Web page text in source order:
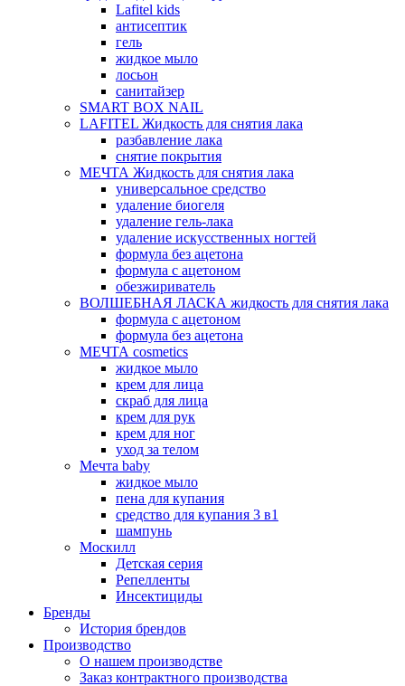
Lafitel kids
антисептик
гель
жидкое мыло
лосьон
санитайзер
SMART BOX NAIL
LAFITEL Жидкость для снятия лака
разбавление лака
снятие покрытия
МЕЧТА Жидкость для снятия лака
универсальное средство
удаление биогеля
удаление гель-лака
удаление искусственных ногтей
формула без ацетона
формула с ацетоном
обезжириватель
ВОЛШЕБНАЯ ЛАСКА жидкость для снятия лака
формула с ацетоном
формула без ацетона
МЕЧТА cosmetics
жидкое мыло
крем для лица
скраб для лица
крем для рук
крем для ног
уход за телом
Мечта baby
жидкое мыло
пена для купания
средство для купания 3 в1
шампунь
Москилл
Детская серия
Репелленты
Инсектициды
Бренды
История брендов
Производство
О нашем производстве
Заказ контрактного производства